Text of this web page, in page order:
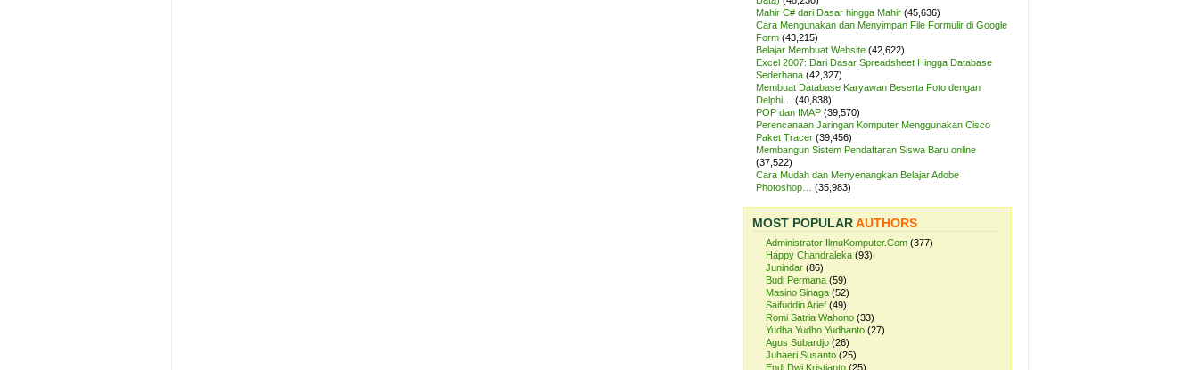
Mahir C# dari Dasar hingga Mahir (45,636)
Cara Mengunakan dan Menyimpan File Formulir di Google
Form (43,215)
Belajar Membuat Website (42,622)
Excel 2007: Dari Dasar Spreadsheet Hingga Database
Sederhana (42,327)
Membuat Database Karyawan Beserta Foto dengan
Delphi…
(40,838)
POP dan IMAP (39,570)
Perencanaan Jaringan Komputer Menggunakan Cisco
Paket Tracer (39,456)
Membangun Sistem Pendaftaran Siswa Baru online
(37,522)
Cara Mudah dan Menyenangkan Belajar Adobe
Photoshop…
(35,983)
MOST POPULARAUTHORS
Administrator IlmuKomputer.Com (377)
Happy Chandraleka (93)
Junindar (86)
Budi Permana (59)
Masino Sinaga (52)
Saifuddin Arief (49)
Romi Satria Wahono (33)
Yudha Yudho Yudhanto (27)
Agus Subardjo (26)
Juhaeri Susanto (25)
Endi Dwi Kristianto (25)